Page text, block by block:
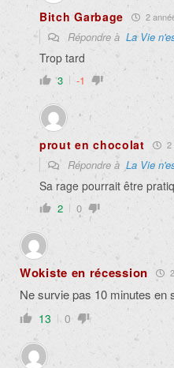
Bitch Garbage 2
Répondre à La Vie
Trop tard
3 -1
prout en chocolat 2
Répondre à La Vie
Sa rage pourrait être
2 0
Wokiste en récession
Ne survie pas 10 minutes en
13 0